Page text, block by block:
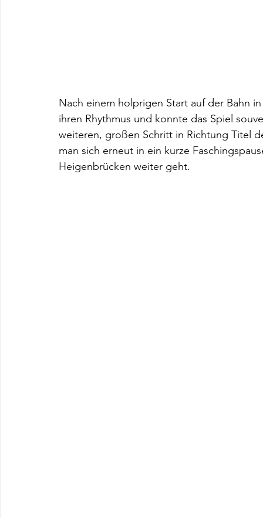
Nach einem holprigen Start auf der Bahn
ihren Rhythmus und konnte das Spiel
weiteren, großen Schritt in Richtung Titel
man sich erneut in ein kurze
Heigenbrücken weiter geht.